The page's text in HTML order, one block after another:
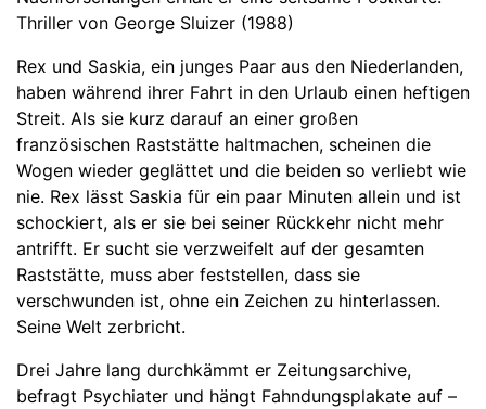
Thriller von George Sluizer (1988)
Rex und Saskia, ein junges Paar aus den Niederlanden,
haben während ihrer Fahrt in den Urlaub einen heftigen
Streit. Als sie kurz darauf an einer großen
französischen Raststätte haltmachen, scheinen die
Wogen wieder geglättet und die beiden so verliebt wie
nie. Rex lässt Saskia für ein paar Minuten allein und ist
schockiert, als er sie bei seiner Rückkehr nicht mehr
antrifft. Er sucht sie verzweifelt auf der gesamten
Raststätte, muss aber feststellen, dass sie
verschwunden ist, ohne ein Zeichen zu hinterlassen.
Seine Welt zerbricht.
Drei Jahre lang durchkämmt er Zeitungsarchive,
befragt Psychiater und hängt Fahndungsplakate auf –